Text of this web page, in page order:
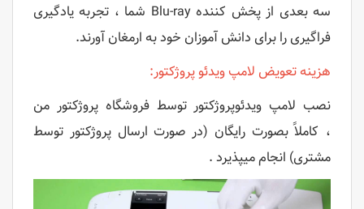
سه بعدی از پخش کننده Blu-ray شما ، تجربه یادگیری
فراگیری را برای دانش آموزان خود به ارمغان آورند.
هزینه تعویض لامپ ویدئو پروژکتور:
نصب لامپ ویدئوپروژکتور توسط فروشگاه پروژکتور من
، کاملاً بصورت رایگان (در صورت ارسال پروژکتور توسط
مشتری) انجام میپذیرد .